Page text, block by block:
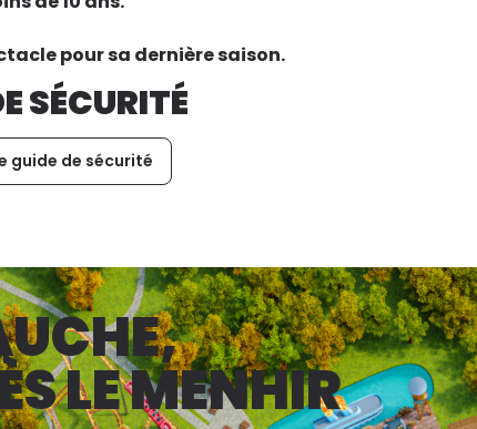
pour sa dernière saison.
SÉCURITÉ
guide de sécurité
LE MENHIR